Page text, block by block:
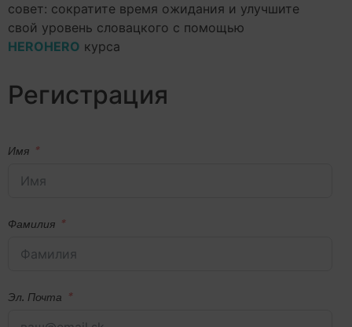
совет: сократите время ожидания и улучшите
свой уровень словацкого с помощью
HEROHERO курса
Регистрация
Имя
Фамилия
Эл. Почта